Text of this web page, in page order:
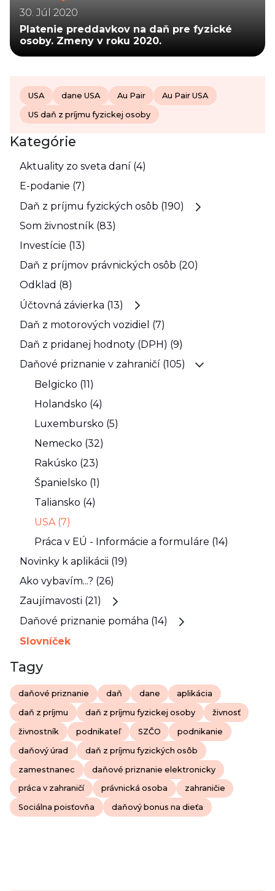
30. Júl 2020
Platenie preddavkov na daň pre fyzické
osoby. Zmeny v roku 2020.
USA dane USA Au Pair Au Pair USA
US daň z príjmu fyzickej osoby
Kategórie
Aktuality zo sveta daní (4)
E-podanie (7)
Daň z príjmu fyzických osôb (190)
Som živnostník (83)
Investície (13)
Daň z príjmov právnických osôb (20)
Odklad (8)
Účtovná závierka (13)
Daň z motorových vozidiel (7)
Daň z pridanej hodnoty (DPH) (9)
Daňové priznanie v zahraničí (105)
Belgicko (11)
Holandsko (4)
Luxembursko (5)
Nemecko (32)
Rakúsko (23)
Španielsko (1)
Taliansko (4)
USA (7)
Práca v EÚ - Informácie a formuláre (14)
Novinky k aplikácii (19)
Ako vybavím...? (26)
Zaujímavosti (21)
Daňové priznanie pomáha (14)
Slovníček
Tagy
daňové priznanie daň dane aplikácia
daň z príjmu daň z príjmu fyzickej osoby živnosť
živnostník podnikateľ SZČO podnikanie
daňový úrad daň z príjmu fyzických osôb
zamestnanec daňové priznanie elektronicky
práca v zahraničí právnická osoba zahraničie
Sociálna poisťovňa daňový bonus na dieťa